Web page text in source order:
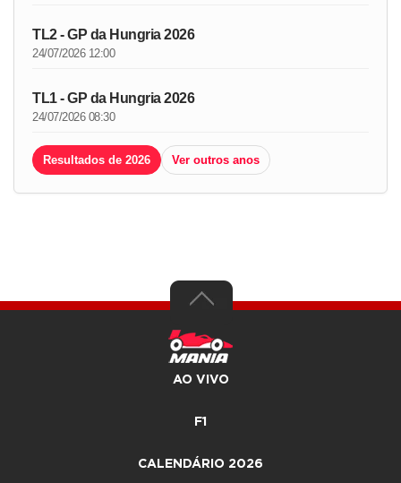
TL2 - GP da Hungria 2026
24/07/2026 12:00
TL1 - GP da Hungria 2026
24/07/2026 08:30
Resultados de 2026 Ver outros anos
AO VIVO
F1
CALENDÁRIO 2026